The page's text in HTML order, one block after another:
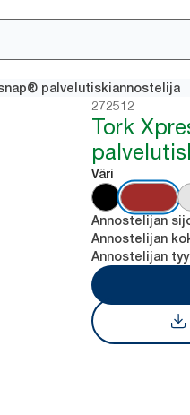
palvelutiskiannostelija
272512
Tork
Väri
Annostelijan
Annostelijan
Annostelijan